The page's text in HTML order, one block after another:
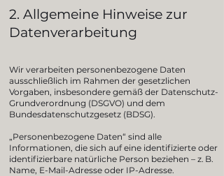
2. Allgemeine Hinweise zur
Datenverarbeitung
Wir verarbeiten personenbezogene Daten
ausschließlich im Rahmen der gesetzlichen
Vorgaben, insbesondere gemäß der Datenschutz-
Grundverordnung (DSGVO) und dem
Bundesdatenschutzgesetz (BDSG).
„Personenbezogene Daten“ sind alle
Informationen, die sich auf eine identifizierte oder
identifizierbare natürliche Person beziehen – z. B.
Name, E-Mail-Adresse oder IP-Adresse.